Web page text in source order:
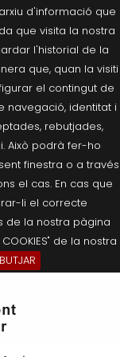
d'informació que
que visita la nostra
l'historial de la
que, quan la visiti
el contingut de
navegació, identitat i
rebutjades,
Això podrà fer-ho
finestra o a través
el cas. En cas que
li el correcte
de la nostra pàgina
de la nostra